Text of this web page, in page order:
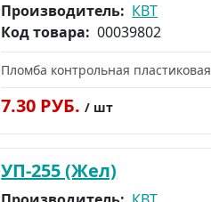
Производитель: КВТ
Код товара: 00039802
Пломба контрольная
7.30 РУБ./ шт
УП-255 (Жел)